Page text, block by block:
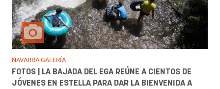
NAVARRA GALERÍA
FOTOS | LA BAJADA DEL EGA REÚNE A CIENTOS DE
JÓVENES EN ESTELLA PARA DAR LA BIENVENIDA A